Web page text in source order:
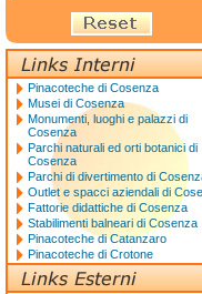
Pinacoteche di Cosenza
Musei di Cosenza
Monumenti, luoghi e palazzi di
Cosenza
Parchi naturali ed orti botanici di
Cosenza
Parchi di divertimento di
Outlet e spacci aziendali di
Fattorie didattiche di Cosenza
Stabilimenti balneari di Cosenza
Pinacoteche di Catanzaro
Pinacoteche di Crotone